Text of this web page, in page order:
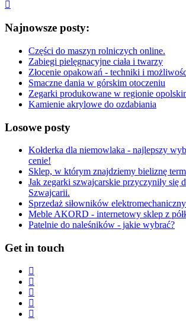
Najnowsze posty:
Części do maszyn rolniczych online.
Zabiegi pielęgnacyjne ciała i twarzy
Złocenie opakowań - techniki i
Smaczne dania w górskim otoczeniu
Zegarki produkowane w regionie
Kamienie akrylowe do ozdabiania
Losowe posty
Kołderka dla niemowlaka - najlepszy
cenie!
Sklep, w którym znajdziemy bieliznę
Jak zegarki szwajcarskie przyczyniły się
Szwajcarii.
Sprzedaż siłowników
Meble AKORD - internetowy sklep z
Patelnie do naleśników - jakie wybrać?
Get in touch